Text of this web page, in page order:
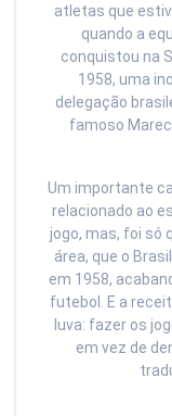
atletas que
quando a
conquistou na
1958, uma
delegação
famoso
Um importante
relacionado ao
jogo, mas, foi só
área, que o
em 1958,
futebol. E a
luva: fazer os
em vez de